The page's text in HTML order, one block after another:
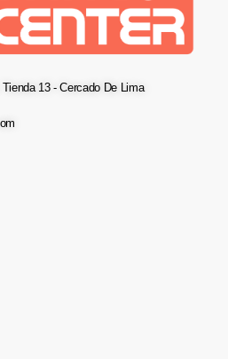
13 - Cercado De Lima